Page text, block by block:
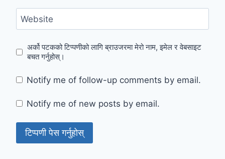
Website
अर्को पटकको टिप्पणीको लागि ब्राउजरमा मेरो नाम, इमेल र वेबसाइट
बचत गर्नुहोस्।
Notify me of follow-up comments by email.
Notify me of new posts by email.